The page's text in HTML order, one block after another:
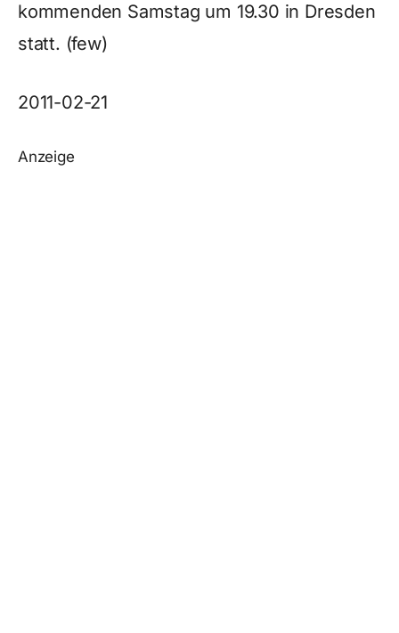
kommenden Samstag um 19.30 in Dresden
statt. (few)
2011-02-21
Anzeige